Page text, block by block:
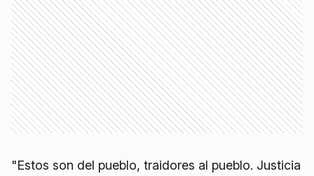
"Estos son del pueblo, traidores al pueblo. Justicia